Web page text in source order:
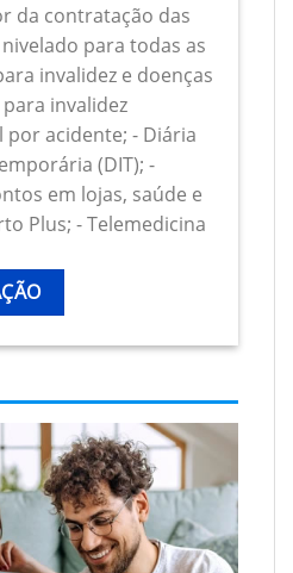
da contratação das
para todas as
invalidez e doenças
invalidez
acidente; - Diária
(DIT); -
em lojas, saúde e
Plus; - Telemedicina